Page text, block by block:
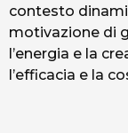
contesto
motivazione di
l’energia e la
l’efficacia e la